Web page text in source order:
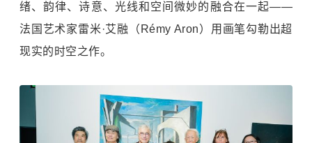
绪、韵律、诗意、光线和空间微妙的融合在一起——
法国艺术家雷米·艾融（Rémy Aron）用画笔勾勒出超
现实的时空之作。